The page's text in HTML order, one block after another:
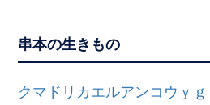
串本の生きもの
クマドリカエルアンコウｙｇ